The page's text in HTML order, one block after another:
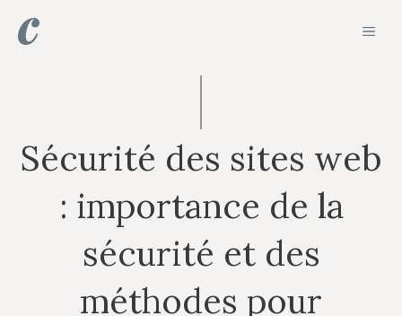
Sécurité des sites web
: importance de la
sécurité et des
méthodes pour